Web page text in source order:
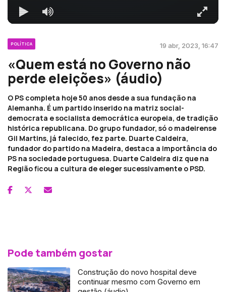
POLÍTICA 19 abr, 2023, 16:47
«Quem está no Governo não
perde eleições» (áudio)
O PS completa hoje 50 anos desde a sua fundação na
Alemanha. É um partido inserido na matriz social-
democrata e socialista democrática europeia, de tradição
histórica republicana. Do grupo fundador, só o madeirense
Gil Martins, já falecido, fez parte. Duarte Caldeira,
fundador do partido na Madeira, destaca a importância do
PS na sociedade portuguesa. Duarte Caldeira diz que na
Região ficou a cultura de eleger sucessivamente o PSD.
Pode também gostar
Construção do novo hospital deve
continuar mesmo com Governo em